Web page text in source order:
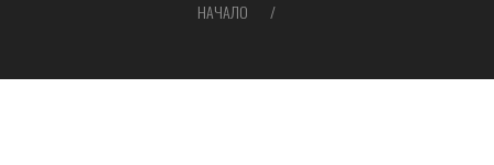
НАЧАЛО